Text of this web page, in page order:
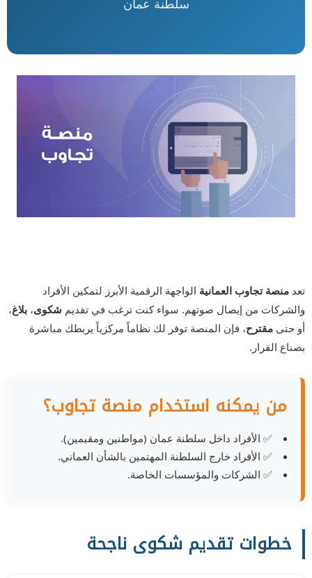
تعد منصة تجاوب العمانية الواجهة الرقمية الأبرز لتمكين الأفراد
والشركات من إيصال صوتهم. سواء كنت ترغب في تقديم شكوى، بلاغ،
أو حتى مقترح، فإن المنصة توفر لك نظاماً مركزياً يربطك مباشرة
بصناع القرار.
من يمكنه استخدام منصة تجاوب؟
✅ الأفراد داخل سلطنة عمان (مواطنين ومقيمين).
✅ الأفراد خارج السلطنة المهتمين بالشأن العماني.
✅ الشركات والمؤسسات الخاصة.
خطوات تقديم شكوى ناجحة